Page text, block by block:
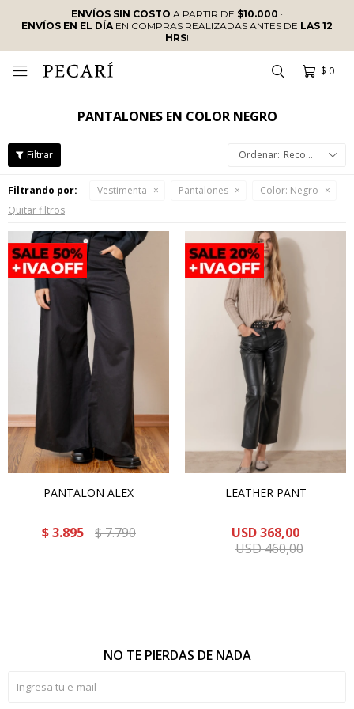
ENVÍOS SIN COSTO A PARTIR DE $10.000 ·
ENVÍOS EN EL DÍAEN COMPRAS REALIZADAS ANTES DE LAS 12
HRS!
$ 0

PANTALONES EN COLOR NEGRO
Recomendados
Filtrando por: Vestimenta Pantalones Color: Negro
Quitar filtros
PANTALON ALEX
$ 3.895 $7.790
LEATHER PANT
USD368,00
USD460,00
NO TE PIERDAS DE NADA